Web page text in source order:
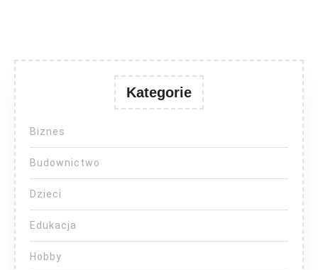
Kategorie
Biznes
Budownictwo
Dzieci
Edukacja
Hobby